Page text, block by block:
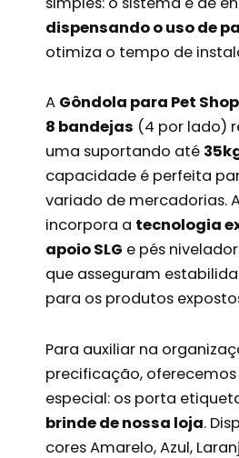
dispensando o uso de
otimiza o tempo de
A Gôndola para Pet Shop
8 bandejas (4 por lado)
uma suportando até
capacidade é perfeita
variado de mercadorias.
incorpora a tecnologia
apoio SLG e pés
que asseguram
para os produtos
Para auxiliar na
precificação,
especial: os porta
brinde de nossa loja.
cores Amarelo, Azul,